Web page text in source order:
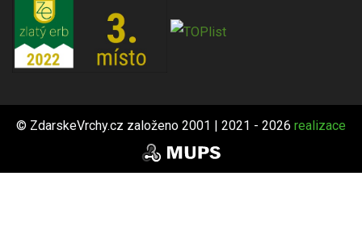
© ZdarskeVrchy.cz založeno 2001 | 2021 - 2026 realizace